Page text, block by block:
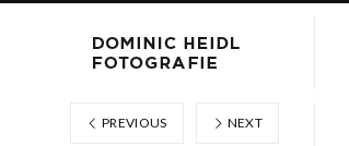
PREVIOUS NEXT